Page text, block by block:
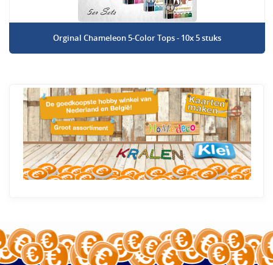
Orginal Chameleon 5-Color Tops - 10x 5 stuks